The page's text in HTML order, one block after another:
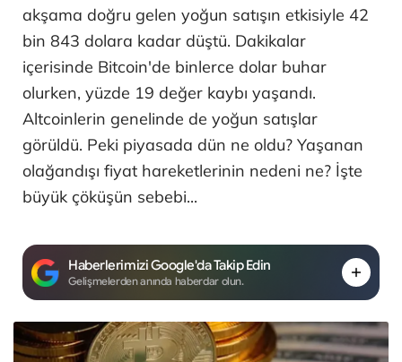
akşama doğru gelen yoğun satışın etkisiyle 42
bin 843 dolara kadar düştü. Dakikalar
içerisinde Bitcoin'de binlerce dolar buhar
olurken, yüzde 19 değer kaybı yaşandı.
Altcoinlerin genelinde de yoğun satışlar
görüldü. Peki piyasada dün ne oldu? Yaşanan
olağandışı fiyat hareketlerinin nedeni ne? İşte
büyük çöküşün sebebi...
Haberlerimizi Google'da Takip Edin
Gelişmelerden anında haberdar olun.